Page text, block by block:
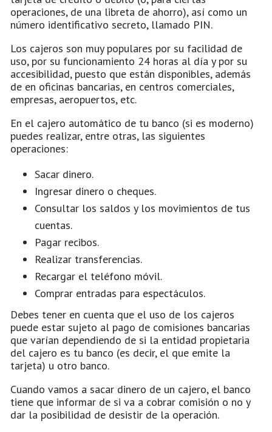
operaciones, de una libreta de ahorro), así como un
número identificativo secreto, llamado PIN.
Los cajeros son muy populares por su facilidad de
uso, por su funcionamiento 24 horas al día y por su
accesibilidad, puesto que están disponibles, además
de en oficinas bancarias, en centros comerciales,
empresas, aeropuertos, etc.
En el cajero automático de tu banco (si es moderno)
puedes realizar, entre otras, las siguientes
operaciones:
Sacar dinero.
Ingresar dinero o cheques.
Consultar los saldos y los movimientos de tus
cuentas.
Pagar recibos.
Realizar transferencias.
Recargar el teléfono móvil.
Comprar entradas para espectáculos.
Debes tener en cuenta que el uso de los cajeros
puede estar sujeto al pago de comisiones bancarias
que varían dependiendo de si la entidad propietaria
del cajero es tu banco (es decir, el que emite la
tarjeta) u otro banco.
Cuando vamos a sacar dinero de un cajero, el banco
tiene que informar de si va a cobrar comisión o no y
dar la posibilidad de desistir de la operación.